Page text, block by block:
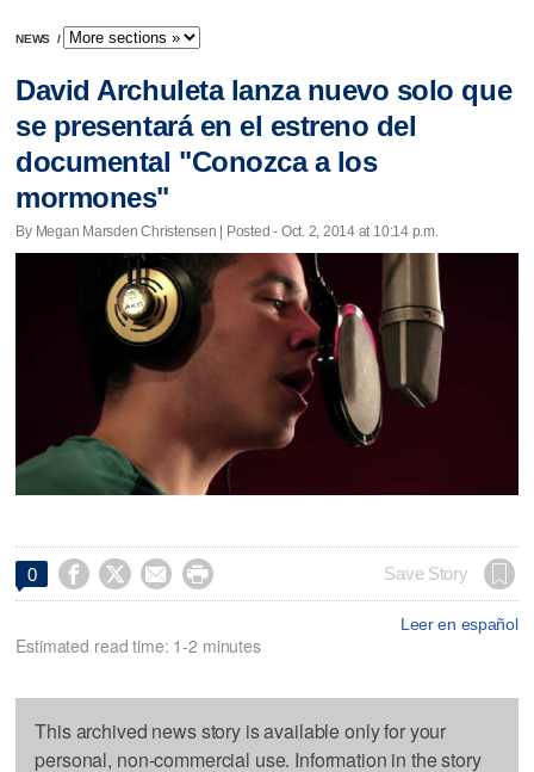
NEWS /
David Archuleta lanza nuevo solo que
se presentará en el estreno del
documental "Conozca a los
mormones"
By Megan Marsden Christensen | Posted - Oct. 2, 2014 at 10:14 p.m.
0     Save Story
Leer en español
Estimated read time: 1-2 minutes
This archived news story is available only for your
personal, non-commercial use. Information in the story